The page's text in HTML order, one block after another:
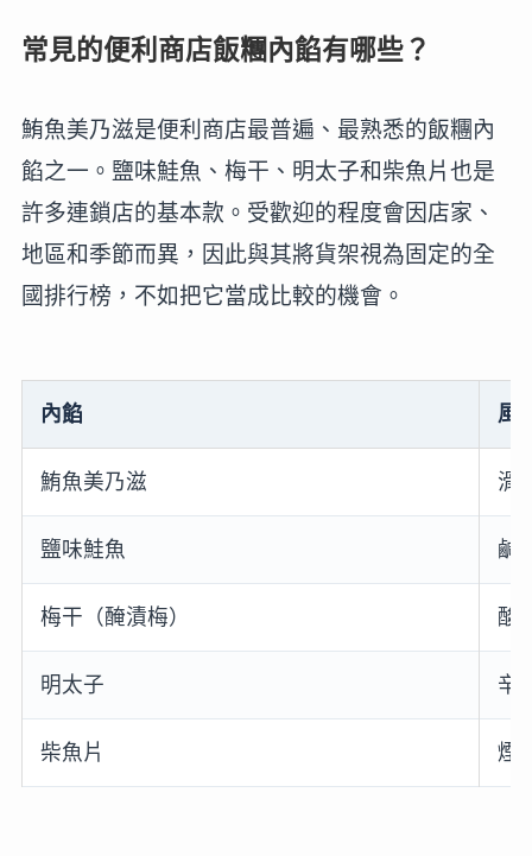
常見的便利商店飯糰內餡有哪些？
鮪魚美乃滋是便利商店最普遍、最熟悉的飯糰內
餡之一。鹽味鮭魚、梅干、明太子和柴魚片也是
許多連鎖店的基本款。受歡迎的程度會因店家、
地區和季節而異，因此與其將貨架視為固定的全
國排行榜，不如把它當成比較的機會。
內餡 風
鮪魚美乃滋 滑
鹽味鮭魚 鹹
梅干（醃漬梅） 酸
明太子 辛
柴魚片 煙